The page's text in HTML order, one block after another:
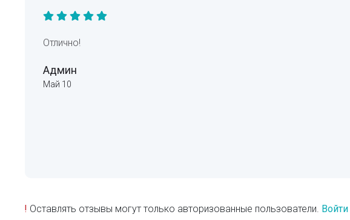
Отлично!
Админ
Май 10
! Оставлять отзывы могут только авторизованные пользователи.